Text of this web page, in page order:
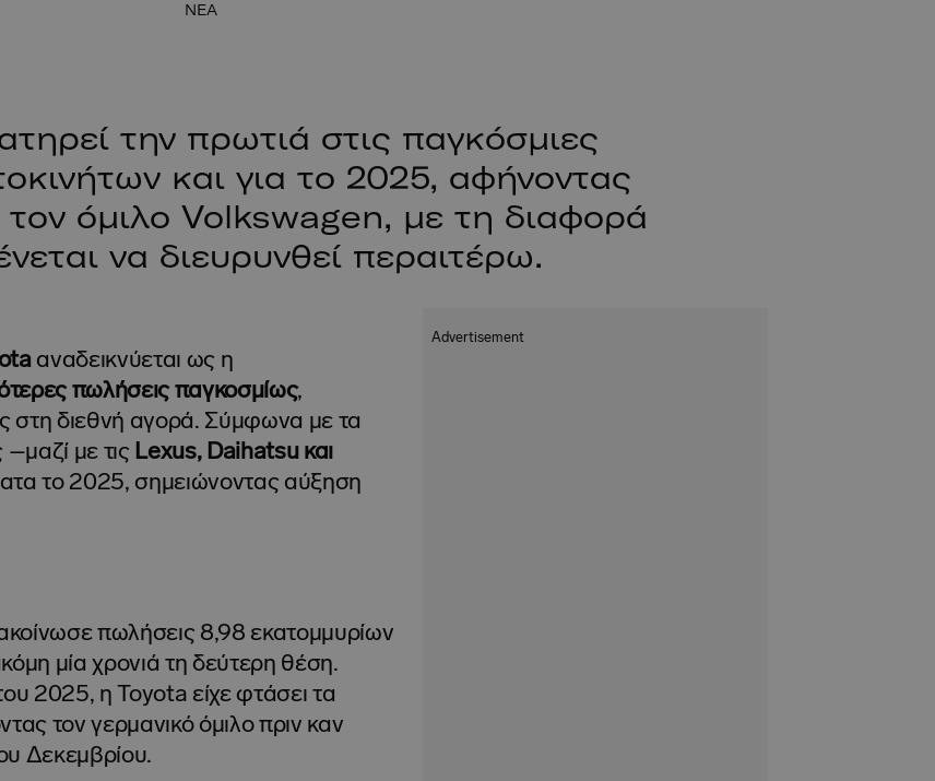
NEA
την πρωτιά στις παγκόσμιες
και για το 2025, αφήνοντας
όμιλο Volkswagen, με τη διαφορά
να διευρυνθεί περαιτέρω.
αναδεικνύεται ως η
πωλήσεις παγκοσμίως,
στη διεθνή αγορά. Σύμφωνα με τα
–μαζί με τις Lexus, Daihatsu και
το 2025, σημειώνοντας αύξηση
πωλήσεις 8,98 εκατομμυρίων
μία χρονιά τη δεύτερη θέση.
2025, η Toyota είχε φτάσει τα
τον γερμανικό όμιλο πριν καν
Δεκεμβρίου.